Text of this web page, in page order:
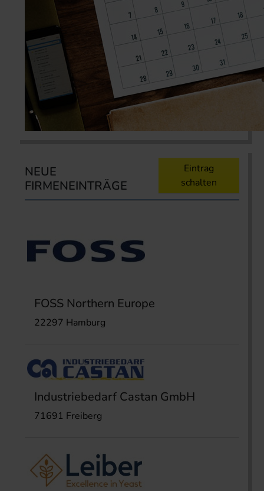
NEUE
FIRMENEINTRÄGE
Eintrag
schalten
FOSS Northern Europe
22297 Hamburg
Industriebedarf Castan GmbH
71691 Freiberg